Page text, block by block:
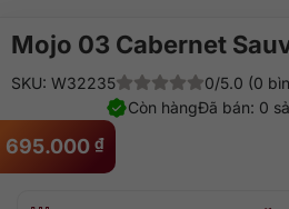
Mojo 03 Cabernet
695.000 ₫
SKU: W32235
0/5.0 (0
Đã bán: 0
Còn hàng